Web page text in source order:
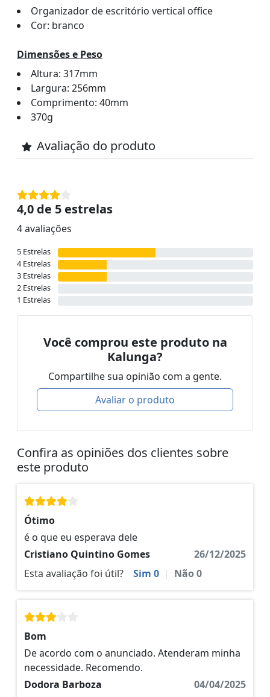
Organizador de escritório vertical office
Cor: branco
Dimensões e Peso
Altura: 317mm
Largura: 256mm
Comprimento: 40mm
370g
Avaliação do produto
4,0 de 5 estrelas
4 avaliações
5 Estrelas
4 Estrelas
3 Estrelas
2 Estrelas
1 Estrelas
Você comprou este produto na
Kalunga?
Compartilhe sua opinião com a gente.
Avaliar o produto
Confira as opiniões dos clientes sobre
este produto
Ótimo
é o que eu esperava dele
Cristiano Quintino Gomes
26/12/2025
Esta avaliação foi útil?
Sim 0 | Não0
Bom
De acordo com o anunciado. Atenderam minha
necessidade. Recomendo.
Dodora Barboza
04/04/2025